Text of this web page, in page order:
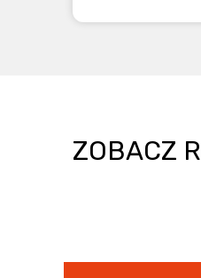
ZOBACZ